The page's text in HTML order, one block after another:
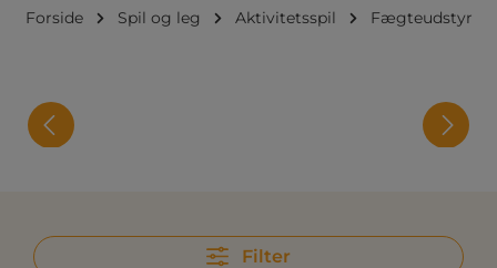
Forside Spil og leg Aktivitetsspil Fægteudstyr
Filter